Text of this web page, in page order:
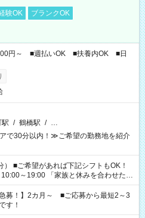
験OK
ブランクOK
円～ ■週払いOK ■扶養内OK ■日
駅 / 鶴橋駅 / …
で30分以内！≫ご希望の勤務地を紹介
OK！
家族と休みを合わせた
の準備がしたい」 「できれば残業はし
てくださいね。 ※Wワーク希望
希望する勤務時間と、もう1つのお仕事
時間を超える場合は応募できません。
急募！】2カ月～ ■ご応募から最短2～3
す！